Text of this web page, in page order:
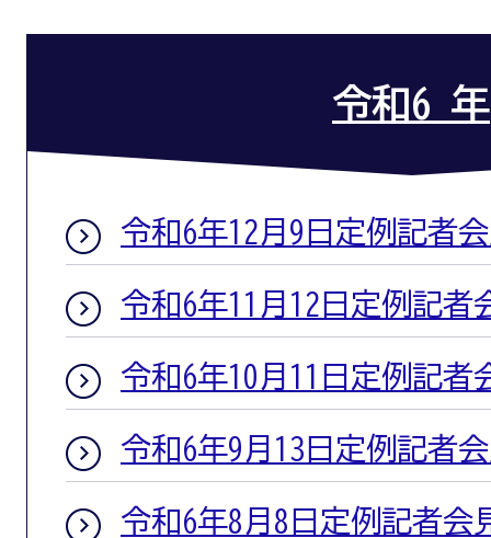
令和6 年
令和6年12月9日定例記者
令和6年11月12日定例記者
令和6年10月11日定例記者
令和6年9月13日定例記者
令和6年8月8日定例記者会